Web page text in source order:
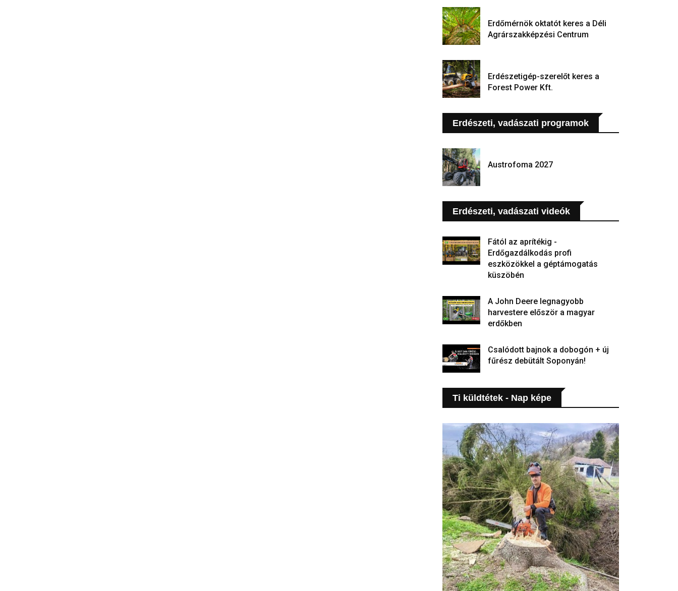
Erdőmérnök oktatót keres a Déli
Agrárszakképzési Centrum
Erdészetigép-szerelőt keres a
Forest Power Kft.
Erdészeti, vadászati programok
Austrofoma 2027
Erdészeti, vadászati videók
Fától az aprítékig -
Erdőgazdálkodás profi
eszközökkel a géptámogatás
küszöbén
A John Deere legnagyobb
harvestere először a magyar
erdőkben
Csalódott bajnok a dobogón + új
fűrész debütált Soponyán!
Ti küldtétek - Nap képe